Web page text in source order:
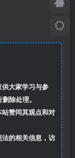
大家学习与参
除处理。
赞同其观点和对
的相关信息，访